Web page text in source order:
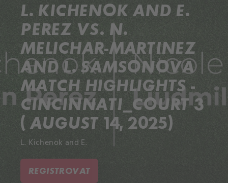
L. KICHENOK AND E.
PEREZ VS. N.
MELICHAR-MARTINEZ
AND L. SAMSONOVA
MATCH HIGHLIGHTS -
CINCINNATI_COURT 3
( AUGUST 14, 2025)
L. Kichenok and E.
REGISTROVAT